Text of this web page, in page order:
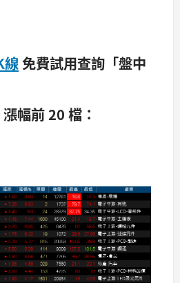
線免費試用查詢「盤中
幅前 20 檔：